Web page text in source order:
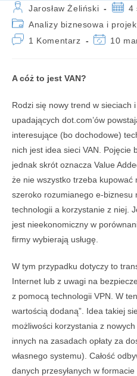
Post
author:
Jarosław Żeliński
Post4
Post
category:
Analizy biznesowa i
Post1 Komentarz
Post10
A cóż to jest VAN?
Rodzi się nowy trend w sieciach
upadających dot.com’ów
interesujące (bo dochodowe)
nich jest idea sieci VAN. Pojęcie
jednak skrót oznacza Value
że nie wszystko trzeba kupować
szeroko rozumianego e-biznesu
technologii a korzystanie z niej.
jest nieekonomiczny w
firmy wybierają usługę.
W tym przypadku dotyczy to
Internet lub z uwagi na
z pomocą technologii VPN. W
wartością dodaną”. Idea takiej
możliwości korzystania z
innych na zasadach opłaty za
własnego systemu). Całość
danych przesyłanych w